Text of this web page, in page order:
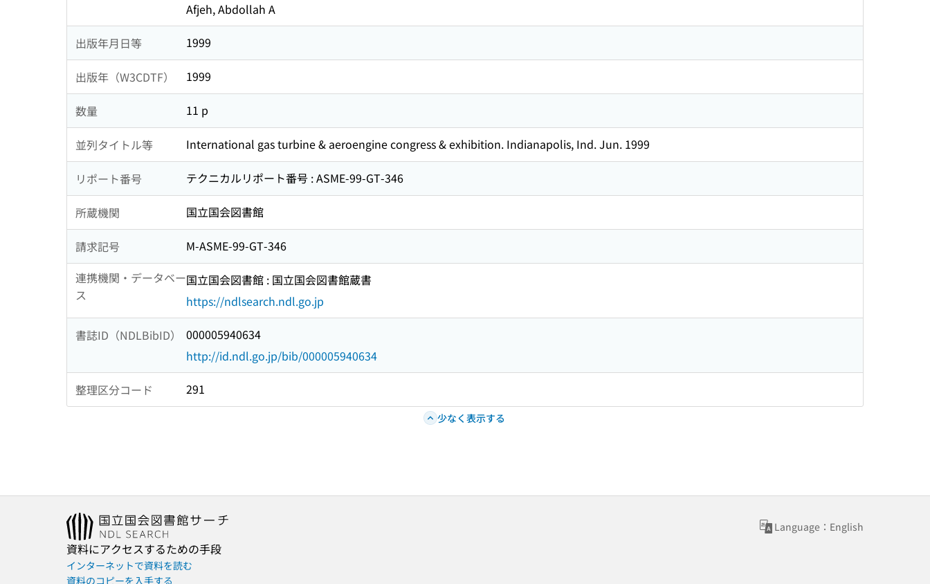
Afjeh, Abdollah A
出版年月日等 1999
出版年（W3CDTF） 1999
数量 11 p
並列タイトル等 International gas turbine & aeroengine congress & exhibition. Indianapolis, Ind. Jun. 1999
リポート番号 テクニカルリポート番号 : ASME-99-GT-346
所蔵機関 国立国会図書館
請求記号
M-ASME-99-GT-346
連携機関・データベー
ス
国立国会図書館 : 国立国会図書館蔵書
https://ndlsearch.ndl.go.jp
書誌ID（NDLBibID）
000005940634
http://id.ndl.go.jp/bib/000005940634
整理区分コード 291
少なく表示する
Language：English
資料にアクセスするための手段
インターネットで資料を読む
資料のコピーを入手する